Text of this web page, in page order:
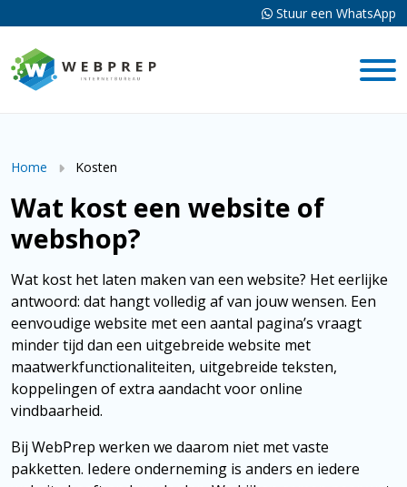
Stuur een WhatsApp
Home Kosten
Wat kost een website of
webshop?
Wat kost het laten maken van een website? Het eerlijke
antwoord: dat hangt volledig af van jouw wensen. Een
eenvoudige website met een aantal pagina’s vraagt
minder tijd dan een uitgebreide website met
maatwerkfunctionaliteiten, uitgebreide teksten,
koppelingen of extra aandacht voor online
vindbaarheid.
Bij WebPrep werken we daarom niet met vaste
pakketten. Iedere onderneming is anders en iedere